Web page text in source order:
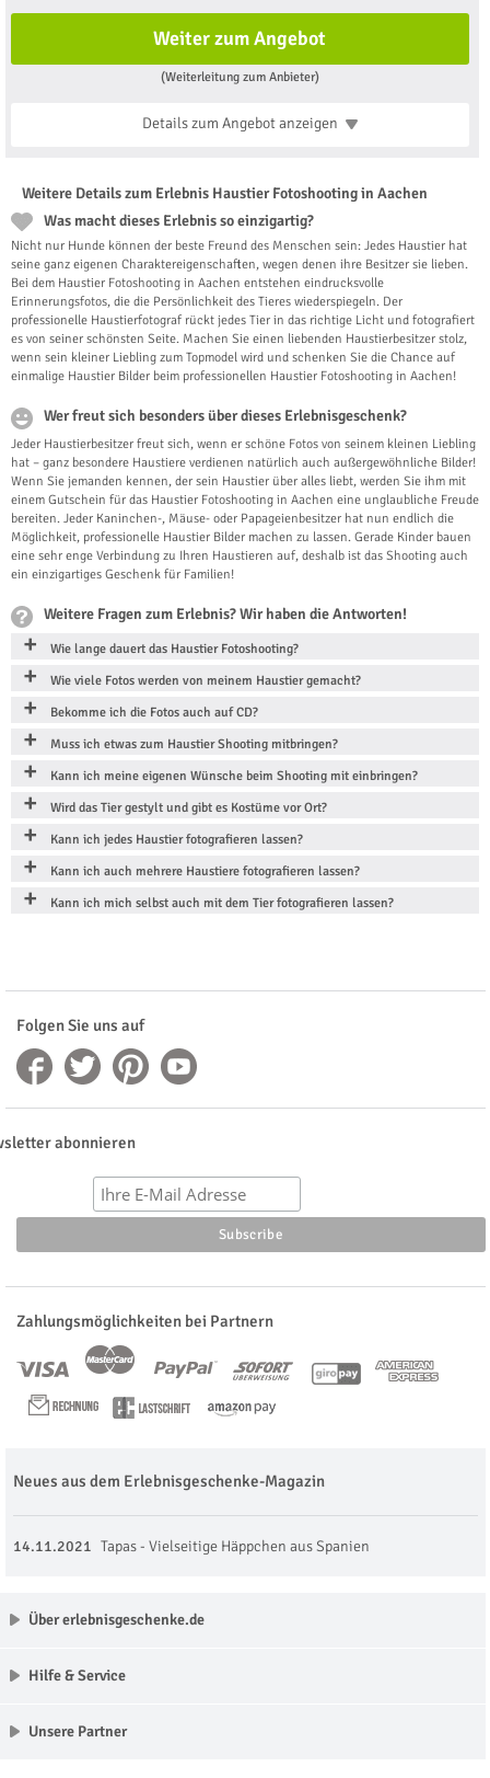
Weiter zum Angebot
(Weiterleitung zum Anbieter)
Details zum Angebotanzeigen
Weitere Details zum Erlebnis Haustier Fotoshooting in Aachen
Was macht dieses Erlebnis so einzigartig?
Nicht nur Hunde können der beste Freund des Menschen sein: Jedes Haustier hat
seine ganz eigenen Charaktereigenschaften, wegen denen ihre Besitzer sie lieben.
Bei dem Haustier Fotoshooting in Aachen entstehen eindrucksvolle
Erinnerungsfotos, die die Persönlichkeit des Tieres wiederspiegeln. Der
professionelle Haustierfotograf rückt jedes Tier in das richtige Licht und fotografiert
es von seiner schönsten Seite. Machen Sie einen liebenden Haustierbesitzer stolz,
wenn sein kleiner Liebling zum Topmodel wird und schenken Sie die Chance auf
einmalige Haustier Bilder beim professionellen Haustier Fotoshooting in Aachen!
Wer freut sich besonders über dieses Erlebnisgeschenk?
Jeder Haustierbesitzer freut sich, wenn er schöne Fotos von seinem kleinen Liebling
hat – ganz besondere Haustiere verdienen natürlich auch außergewöhnliche Bilder!
Wenn Sie jemanden kennen, der sein Haustier über alles liebt, werden Sie ihm mit
einem Gutschein für das Haustier Fotoshooting in Aachen eine unglaubliche Freude
bereiten. Jeder Kaninchen-, Mäuse- oder Papageienbesitzer hat nun endlich die
Möglichkeit, professionelle Haustier Bilder machen zu lassen. Gerade Kinder bauen
eine sehr enge Verbindung zu Ihren Haustieren auf, deshalb ist das Shooting auch
ein einzigartiges Geschenk für Familien!
Weitere Fragen zum Erlebnis? Wir haben die Antworten!
Wie lange dauert das Haustier Fotoshooting?
Wie viele Fotos werden von meinem Haustier gemacht?
Bekomme ich die Fotos auch auf CD?
Muss ich etwas zum Haustier Shooting mitbringen?
Kann ich meine eigenen Wünsche beim Shooting mit einbringen?
Wird das Tier gestylt und gibt es Kostüme vor Ort?
Kann ich jedes Haustier fotografieren lassen?
Kann ich auch mehrere Haustiere fotografieren lassen?
Kann ich mich selbst auch mit dem Tier fotografieren lassen?
Folgen Sie uns auf
abonnieren
Zahlungsmöglichkeiten bei Partnern
Neues aus dem Erlebnisgeschenke-Magazin
14.11.2021 Tapas - Vielseitige Häppchen aus Spanien
Über erlebnisgeschenke.de
Hilfe & Service
Unsere Partner